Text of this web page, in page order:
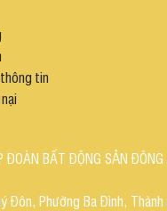
tin
ĐOÀN BẤT ĐỘNG SẢN
Đôn, Phường Ba Đình,